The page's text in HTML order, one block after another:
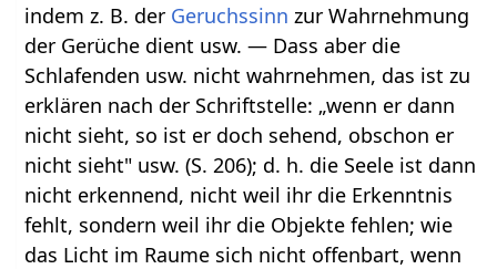
indem z. B. der Geruchssinn zur Wahrnehmung
der Gerüche dient usw. — Dass aber die
Schlafenden usw. nicht wahrnehmen, das ist zu
erklären nach der Schriftstelle: „wenn er dann
nicht sieht, so ist er doch sehend, obschon er
nicht sieht" usw. (S. 206); d. h. die Seele ist dann
nicht erkennend, nicht weil ihr die Erkenntnis
fehlt, sondern weil ihr die Objekte fehlen; wie
das Licht im Raume sich nicht offenbart, wenn